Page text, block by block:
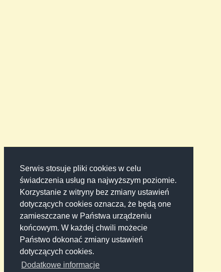
Serwis stosuje pliki cookies w celu
świadczenia usług na najwyższym poziomie.
Korzystanie z witryny bez zmiany ustawień
dotyczących cookies oznacza, że będą one
zamieszczane w Państwa urządzeniu
końcowym. W każdej chwili możecie
Państwo dokonać zmiany ustawień
dotyczących cookies.
Dodatkowe informacje